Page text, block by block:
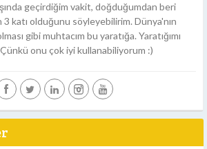
geçirdiğim vakit, doğduğumdan beri
katı olduğunu söyleyebilirim. Dünya'nın
gibi muhtacım bu yaratığa. Yaratığımı
onu çok iyi kullanabiliyorum :)